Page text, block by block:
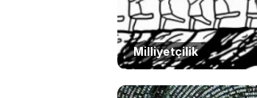
Milliyetçilik